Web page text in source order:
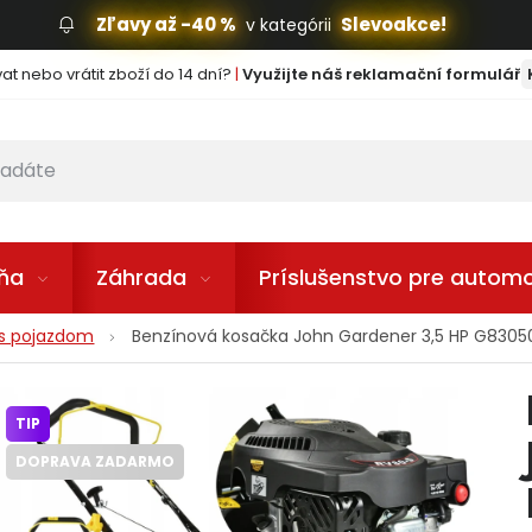
Zľavy až -40 % v kategórii Slevoakce!
nebo vrátit zboží do 14 dní? | Využijte náš reklamační formulář
Záhrada Príslušenstvo pre
pojazdom Benzínová kosačka John Gardener 3,5 HP
TIP
DOPRAVA ZADARMO